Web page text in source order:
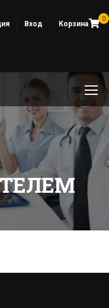
0
Вход Корзина